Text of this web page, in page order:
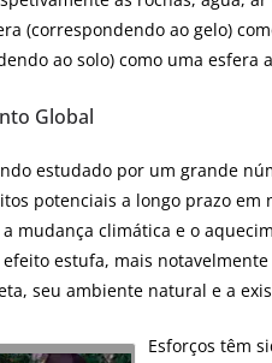
(correspondendo ao gelo)
ao solo) como uma esfera
Global
estudado por um grande
potenciais a longo prazo
mudança climática e o
estufa, mais
seu ambiente natural e a
Esforços têm